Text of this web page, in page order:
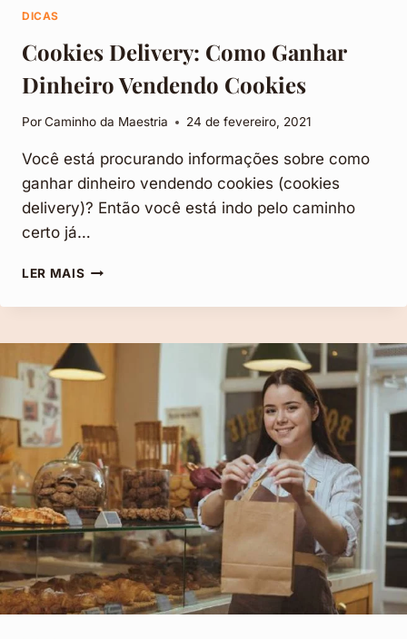
DICAS
Cookies Delivery: Como Ganhar
Dinheiro Vendendo Cookies
PorCaminho da Maestria 24 de fevereiro, 2021
Você está procurando informações sobre como
ganhar dinheiro vendendo cookies (cookies
delivery)? Então você está indo pelo caminho
certo já…
LER MAISCOOKIES
COMO
DINHEIRO
VENDENDO
COOKIES